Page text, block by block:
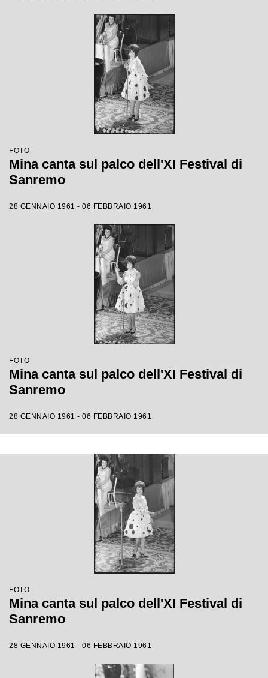
FOTO
Mina canta sul palco dell'XI Festival di
Sanremo
28 GENNAIO 1961 - 06 FEBBRAIO 1961
FOTO
Mina canta sul palco dell'XI Festival di
Sanremo
28 GENNAIO 1961 - 06 FEBBRAIO 1961
FOTO
Mina canta sul palco dell'XI Festival di
Sanremo
28 GENNAIO 1961 - 06 FEBBRAIO 1961